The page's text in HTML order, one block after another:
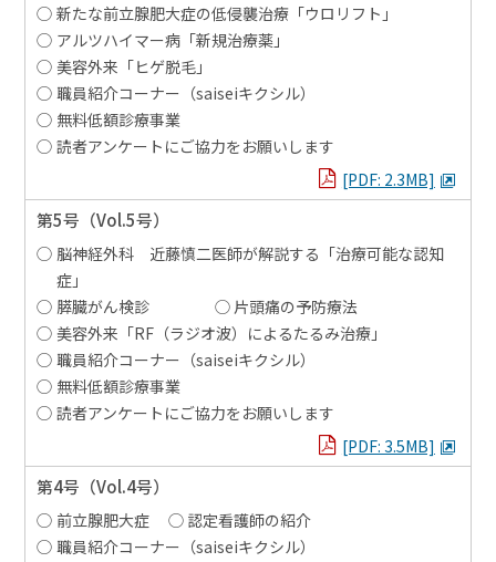
新たな前立腺肥大症の低侵襲治療「ウロリフト」
アルツハイマー病「新規治療薬」
美容外来「ヒゲ脱毛」
職員紹介コーナー（saiseiキクシル）
無料低額診療事業
読者アンケートにご協力をお願いします
PDFを見る
[PDF: 2.3MB]
第5号 （Vol.5号）
脳神経外科 近藤慎二医師が解説する「治療可能な認知
症」
膵臓がん検診
片頭痛の予防療法
美容外来「RF（ラジオ波）によるたるみ治療」
職員紹介コーナー（saiseiキクシル）
無料低額診療事業
読者アンケートにご協力をお願いします
PDFを見る
[PDF: 3.5MB]
第4号 （Vol.4号）
前立腺肥大症
認定看護師の紹介
職員紹介コーナー（saiseiキクシル）